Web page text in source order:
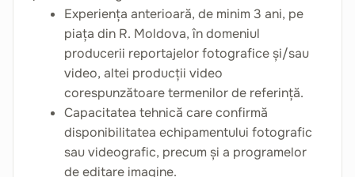
Experiența anterioară, de minim 3 ani, pe
piața din R. Moldova, în domeniul
producerii reportajelor fotografice și/sau
video, altei producții video
corespunzătoare termenilor de referință.
Capacitatea tehnică care confirmă
disponibilitatea echipamentului fotografic
sau videografic, precum și a programelor
de editare imagine.